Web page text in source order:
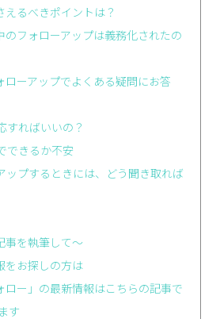
るべきポイントは？
のフォローアップは義務化されたの
ローアップでよくある疑問にお答
すればいいの？
できるか不安
ップするときには、どう聞き取れば
事を執筆して～
をお探しの方は
ロー」の最新情報はこちらの記事で
す